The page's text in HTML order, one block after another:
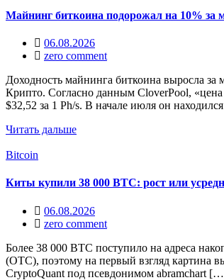
Майнинг биткоина подорожал на 10% за
06.08.2026
zero comment
Доходность майнинга биткоина выросла
Крипто. Согласно данным CloverPool,
$32,52 за 1 Ph/s. В начале июля он
Читать дальше
Bitcoin
Киты купили 38 000 BTC: рост или
06.08.2026
zero comment
Более 38 000 BTC поступило на адреса
(OTC), поэтому на первый взгляд картина
CryptoQuant под псевдонимом abramchart